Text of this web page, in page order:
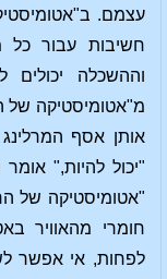
עצמם.
חשיבות עבור כל
וההשכלה
אותן אסף
"אטומיסטיקה של
חומרי מהאוויר
לפחות, אי אפשר